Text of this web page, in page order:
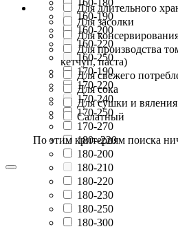
160-190
160-200
160-220
160-250
170-190
170-220
170-240
170-250
170-270
180--220
180-200
180-210
180-220
180-230
180-250
180-300
Для длительного
Для засолки
Для
Для производства
кетчуп, паста)
Для свежего
Для сока
Для сушки и вяления
Салатный
По этим критериям поиска